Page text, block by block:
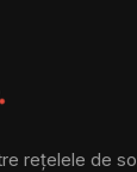
rețelele de